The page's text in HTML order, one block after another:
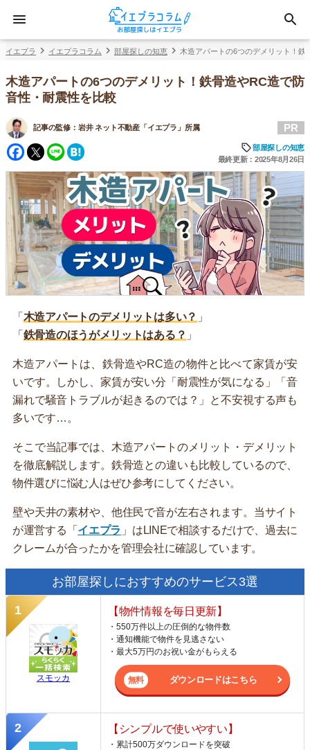
イエプラ イエプラコラム 部屋探しの知恵 木造アパートの6つのデメリット！
木造アパートの6つのデメリット！鉄骨造やRC造で防
音性・耐震性を比較
記事の監修： 岩井 ネット不動産「イエプラ」所属
Facebook
Twitter
Line
PR
部屋探しの知恵
最終更新：2025年8月26日
「 木造アパートのデメリットは多い？ 」
「 鉄骨造のほうがメリットはある？ 」
木造アパートは、鉄骨造やRC造の物件と比べて家賃が安
いです。しかし、家賃が安い分「耐震性が気になる」「音
漏れで騒音トラブルが起きるのでは？」と不安視する声も
多いです…。
そこで当記事では、木造アパートのメリット・デメリット
を徹底解説します。鉄骨造との違いも比較しているので、
物件選びに悩む人はぜひ参考にしてください。
壁や天井の素材や、他住民で音が左右されます。当サイト
が運営する「 イエプラ 」はLINEで相談するだけで、過去に
クレームが合ったかを管理会社に確認しています。
お部屋探しにおすすめのサービス3選
スモッカ
【物件情報を毎日更新】
・550万件以上の圧倒的な物件数
・通知機能で物件を見逃さない
・最大5万円のお祝い金がもらえる
ダウンロードはこちら
【シンプルで使いやすい】
・累計500万ダウンロードを突破